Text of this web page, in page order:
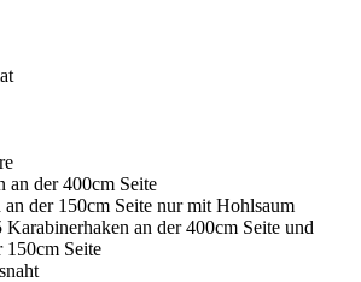
an der 400cm Seite
der 150cm Seite nur mit Hohlsaum
an der 400cm Seite und
150cm Seite